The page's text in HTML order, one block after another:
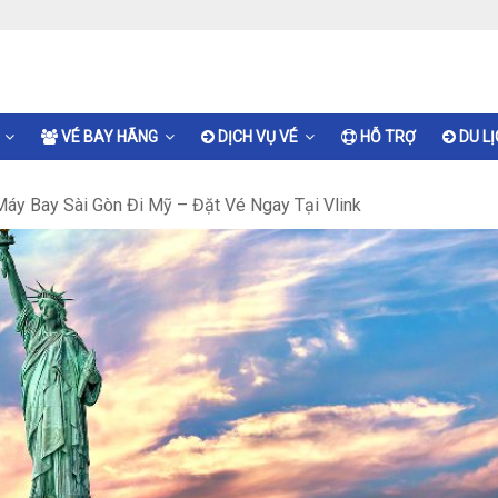
VÉ BAY HÃNG DỊCH VỤ VÉ HỖ TRỢ DU
Bay Sài Gòn Đi Mỹ – Đặt Vé Ngay Tại Vlink